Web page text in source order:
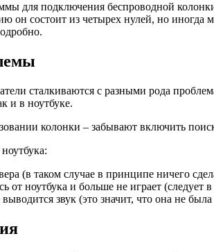
для подключения беспроводной
он состоит из четырех нулей, но иногда
сталкиваются с разными рода
и в ноутбуке.
колонки – забывают включить
(в таком случае в принципе ничего
от ноутбука и больше не играет
звук (это значит, что она не